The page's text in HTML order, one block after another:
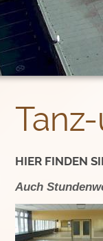
HIER FINDEN
Auch